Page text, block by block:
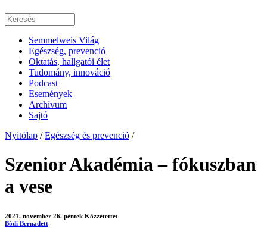
Semmelweis Világ
Egészség, prevenció
Oktatás, hallgatói élet
Tudomány, innováció
Podcast
Események
Archívum
Sajtó
Nyitólap / Egészség és prevenció /
Szenior Akadémia – fókuszban
a vese
2021. november 26. péntek Közzétette:
Bódi Bernadett